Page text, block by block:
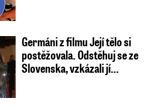
Germáni z filmu Její tělo si
postěžovala. Odstěhuj se ze
Slovenska, vzkázali jí…